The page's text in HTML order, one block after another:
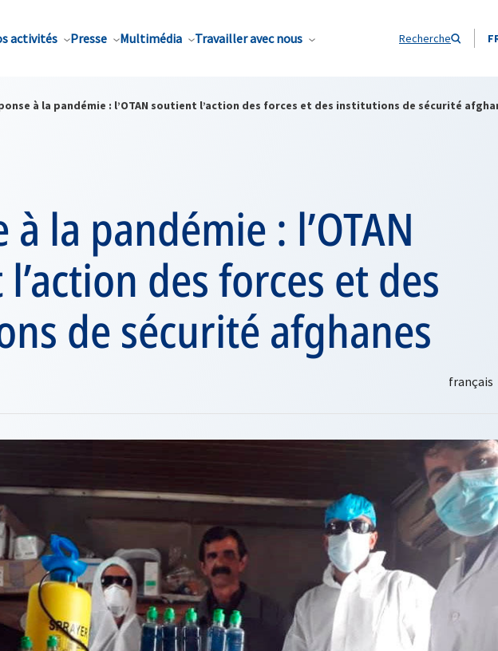
activités Presse Multimédia Travailler avec nous Recherche
à la pandémie : l’OTAN soutient l’action des forces et des institutions de sécurité
à la pandémie : l’OTAN
des forces et des
de sécurité afghanes